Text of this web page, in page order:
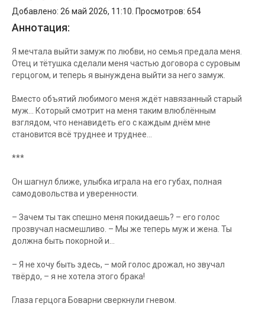
Добавлено: 26 май 2026, 11:10. Просмотров: 654
Аннотация:
Я мечтала выйти замуж по любви, но семья предала меня.
Отец и тётушка сделали меня частью договора с суровым
герцогом, и теперь я вынуждена выйти за него замуж.
Вместо объятий любимого меня ждёт навязанный старый
муж… Который смотрит на меня таким влюблённым
взглядом, что ненавидеть его с каждым днём мне
становится всё труднее и труднее…
***
Он шагнул ближе, улыбка играла на его губах, полная
самодовольства и уверенности.
– Зачем ты так спешно меня покидаешь? – его голос
прозвучал насмешливо. – Мы же теперь муж и жена. Ты
должна быть покорной и…
– Я не хочу быть здесь, – мой голос дрожал, но звучал
твёрдо, – я не хотела этого брака!
Глаза герцога Боварни сверкнули гневом.